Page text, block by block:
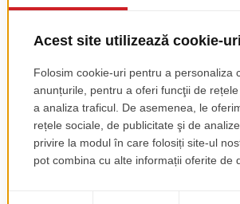
multe
informații
Grattoni
13kg
200cm
Aluminiu, Textilina